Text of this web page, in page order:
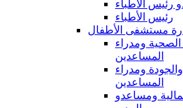
رئيس الأطباء
رئيس الأطباء
مستشفى الأطفال
ومدراء
المساعدين
ومدراء
المساعدين
ومساعدو